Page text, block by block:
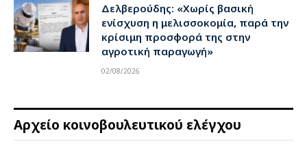
Δελβερούδης: «Χωρίς βασική
ενίσχυση η μελισσοκομία, παρά την
κρίσιμη προσφορά της στην
αγροτική παραγωγή»
02/08/2026
Αρχείο κοινοβουλευτικού ελέγχου